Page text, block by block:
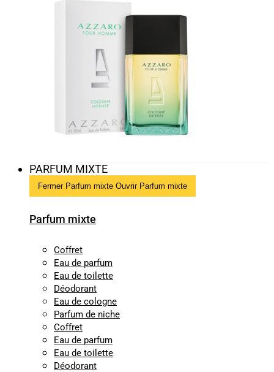
PARFUM MIXTE
Fermer Parfum mixte Ouvrir Parfum mixte
Parfum mixte
Coffret
Eau de parfum
Eau de toilette
Déodorant
Eau de cologne
Parfum de niche
Coffret
Eau de parfum
Eau de toilette
Déodorant